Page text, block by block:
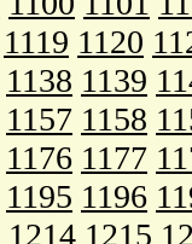
1119 1120
1138 1139
1157 1158
1176 1177
1195 1196
1214 1215